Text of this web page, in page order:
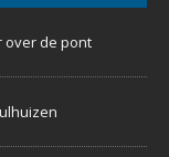
over de pont